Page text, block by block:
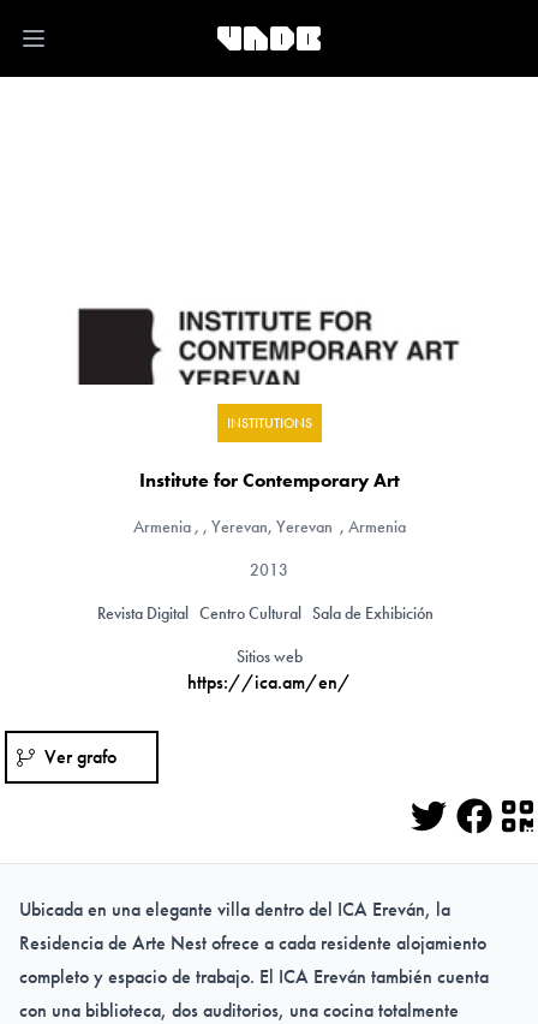
Open main menu
INSTITUTIONS
Institute for Contemporary Art
Armenia, , Yerevan, Yerevan , Armenia
2013
Revista Digital Centro Cultural Sala de Exhibición
Sitios web
https://ica.am/en/
Ver grafo
Twitter
Ubicada en una elegante villa dentro del ICA Ereván, la
Residencia de Arte Nest ofrece a cada residente alojamiento
completo y espacio de trabajo. El ICA Ereván también cuenta
con una biblioteca, dos auditorios, una cocina totalmente